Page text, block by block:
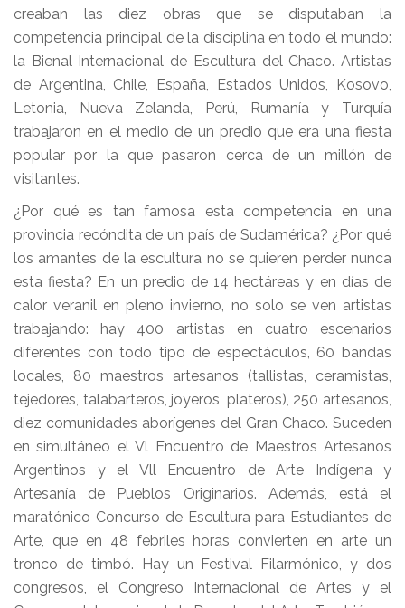
creaban las diez obras que se disputaban la
competencia principal de la disciplina en todo el mundo:
la Bienal Internacional de Escultura del Chaco. Artistas
de Argentina, Chile, España, Estados Unidos, Kosovo,
Letonia, Nueva Zelanda, Perú, Rumanía y Turquía
trabajaron en el medio de un predio que era una fiesta
popular por la que pasaron cerca de un millón de
visitantes.
¿Por qué es tan famosa esta competencia en una
provincia recóndita de un país de Sudamérica? ¿Por qué
los amantes de la escultura no se quieren perder nunca
esta fiesta? En un predio de 14 hectáreas y en días de
calor veranil en pleno invierno, no solo se ven artistas
trabajando: hay 400 artistas en cuatro escenarios
diferentes con todo tipo de espectáculos, 60 bandas
locales, 80 maestros artesanos (tallistas, ceramistas,
tejedores, talabarteros, joyeros, plateros), 250 artesanos,
diez comunidades aborígenes del Gran Chaco. Suceden
en simultáneo el Vl Encuentro de Maestros Artesanos
Argentinos y el Vll Encuentro de Arte Indígena y
Artesanía de Pueblos Originarios. Además, está el
maratónico Concurso de Escultura para Estudiantes de
Arte, que en 48 febriles horas convierten en arte un
tronco de timbó. Hay un Festival Filarmónico, y dos
congresos, el Congreso Internacional de Artes y el